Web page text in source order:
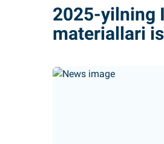
2025-yilning
materiallari